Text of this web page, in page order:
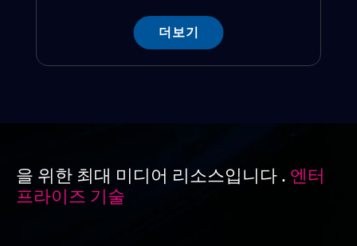
더보기
을 위한 최대 미디어 리소스입니다 . 엔터
프라이즈 기술